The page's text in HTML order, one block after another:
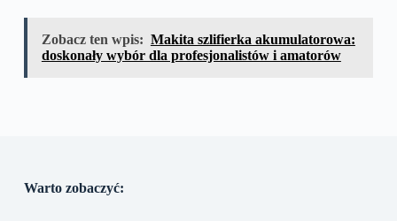
Zobacz ten wpis: Makita szlifierka akumulatorowa:
doskonały wybór dla profesjonalistów i amatorów
Warto zobaczyć: